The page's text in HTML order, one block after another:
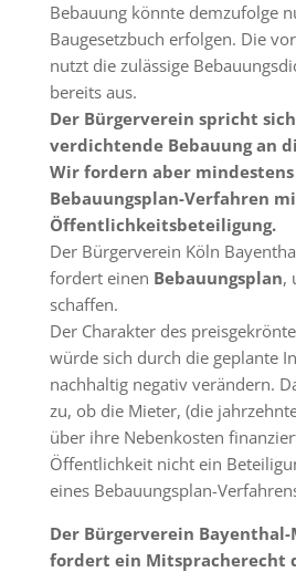
Bebauung könnte demzufolge
Baugesetzbuch erfolgen. Die
nutzt die zulässige
bereits aus.
Der Bürgerverein spricht
verdichtende Bebauung an
Wir fordern aber
Bebauungsplan-Verfahren
Öffentlichkeitsbeteiligung.
Der Bürgerverein Köln
fordert einen Bebauungsplan,
schaffen.
Der Charakter des
würde sich durch die geplante
nachhaltig negativ verändern.
zu, ob die Mieter, (die
über ihre Nebenkosten
Öffentlichkeit nicht ein
eines Bebauungsplan-
Der Bürgerverein
fordert ein Mitspracherecht